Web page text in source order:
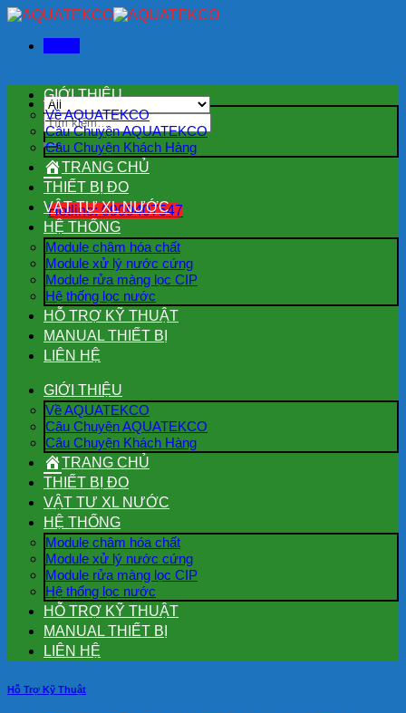
Skip
content
Tìm
kiếm:
Hotline: 0909407547
GIỚI THIỆU
Về AQUATEKCO
Câu Chuyện AQUATEKCO
Câu Chuyện Khách Hàng
TRANG CHỦ
THIẾT BỊ ĐO
VẬT TƯ XL NƯỚC
HỆ THỐNG
Module châm hóa chất
Module xử lý nước cứng
Module rửa màng lọc CIP
Hệ thống lọc nước
HỖ TRỢ KỸ THUẬT
MANUAL THIẾT BỊ
LIÊN HỆ
GIỚI THIỆU
Về AQUATEKCO
Câu Chuyện AQUATEKCO
Câu Chuyện Khách Hàng
TRANG CHỦ
THIẾT BỊ ĐO
VẬT TƯ XL NƯỚC
HỆ THỐNG
Module châm hóa chất
Module xử lý nước cứng
Module rửa màng lọc CIP
Hệ thống lọc nước
HỖ TRỢ KỸ THUẬT
MANUAL THIẾT BỊ
LIÊN HỆ
Hỗ Trợ Kỹ Thuật